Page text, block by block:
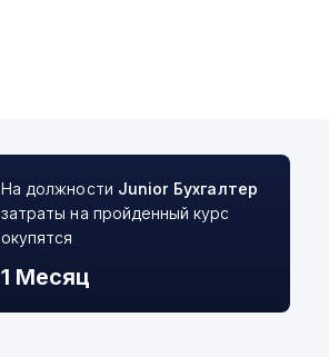
На должности Junior Бухгалтер
затраты на пройденный курс
окупятся
1 Месяц